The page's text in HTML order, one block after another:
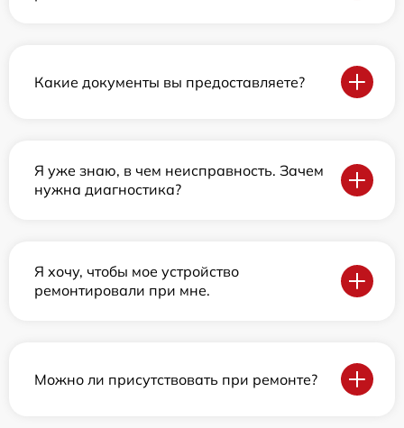
Какие документы вы предоставляете?
Я уже знаю, в чем неисправность. Зачем
нужна диагностика?
Я хочу, чтобы мое устройство
ремонтировали при мне.
Можно ли присутствовать при ремонте?